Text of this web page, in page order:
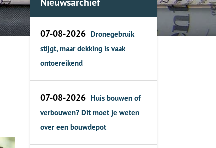
07-08-2026 Dronegebruik
stijgt, maar dekking is vaak
ontoereikend
07-08-2026 Huis bouwen of
verbouwen? Dit moet je weten
over een bouwdepot